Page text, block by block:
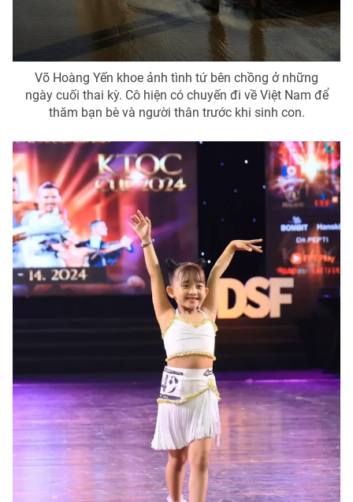
Thời báo VTV
Giấy phép hoạt động báo in và báo điện tử số 483/GP-BTTTT
cấp ngày 29/12/2023
Tổng Biên tập: Vũ Thanh Thủy
Phó Tổng Biên tập:Nguyễn Thị Mỹ Hạnh, Phạm Quốc Thắng,
Nguyễn Trọng Ninh
Ðiện thoại Thời báo VTV:024.66 897 897
Email:toasoan@vtv.vn
Liên hệ quảng cáo:024-7300.7108
® Cấm sao chép dưới mọi hình thức nếu không có sự chấp
thuận bằng văn bản. Ghi rõ nguồn VTV.vn khi phát hành lại
thông tin từ website này.
Võ Hoàng Yến khoe ảnh tình tứ bên chồng ở những
ngày cuối thai kỳ. Cô hiện có chuyến đi về Việt Nam để
thăm bạn bè và người thân trước khi sinh con.